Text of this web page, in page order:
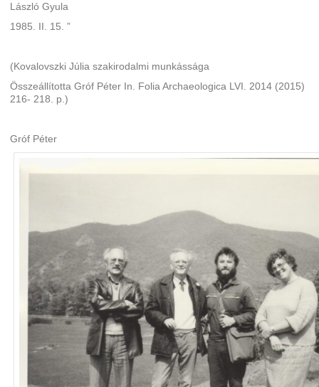
László Gyula
1985. II. 15. ”
(Kovalovszki Júlia szakirodalmi munkássága
Összeállította Gróf Péter In. Folia Archaeologica LVI. 2014 (2015)
216- 218. p.)
Gróf Péter